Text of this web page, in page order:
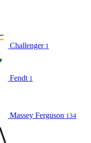
Challenger 1
Fendt 1
Massey Ferguson 134